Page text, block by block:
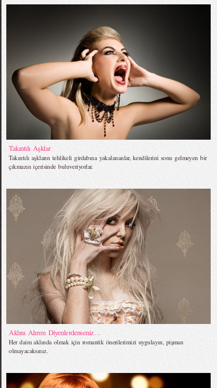
Takıntılı Aşklar
Takıntılı aşkların tehlikeli girdabına yakalananlar, kendilerini sonu gelmeyen bir
çıkmazın içerisinde buluveriyorlar.
Aklını Alırım Diyenlerdenseniz…
Her daim aklında olmak için romantik önerilerimizi uygulayın, pişman
olmayacaksınız.